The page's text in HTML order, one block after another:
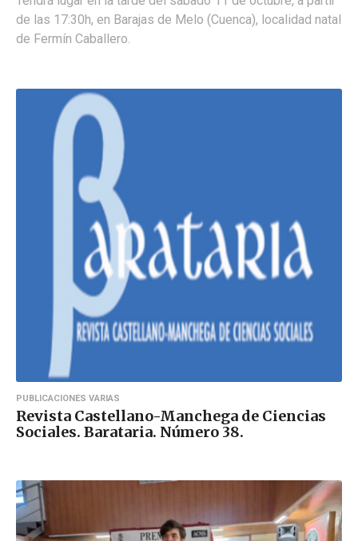
de las 17:30h, en Barajas de Melo (Cuenca), localidad natal
de Fermín Caballero.
PUBLICACIONES VARIAS
Revista Castellano-Manchega de Ciencias
Sociales. Barataria. Número 38.